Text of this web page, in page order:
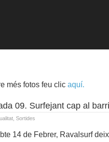
més fotos feu clic aquí.
09. Surfejant cap al
, Sortides
14 de Febrer, Ravalsurf